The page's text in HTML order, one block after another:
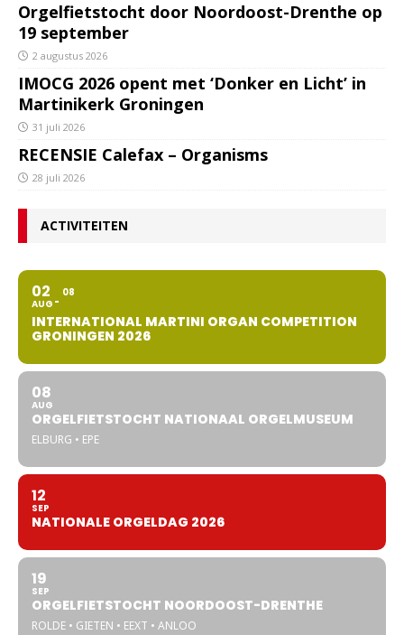
Orgelfietstocht door Noordoost-Drenthe op
19 september
2 augustus 2026
IMOCG 2026 opent met ‘Donker en Licht’ in
Martinikerk Groningen
31 juli 2026
RECENSIE Calefax – Organisms
28 juli 2026
ACTIVITEITEN
02
AUG
08
INTERNATIONAL MARTINI ORGAN COMPETITION
GRONINGEN 2026
08
AUG
ORGELFIETSTOCHT NATIONAAL ORGELMUSEUM
ELBURG • EPE
12
SEP
NATIONALE ORGELDAG 2026
19
SEP
ORGELFIETSTOCHT NOORDOOST-DRENTHE
ROLDE • GIETEN • EEXT • ANLOO